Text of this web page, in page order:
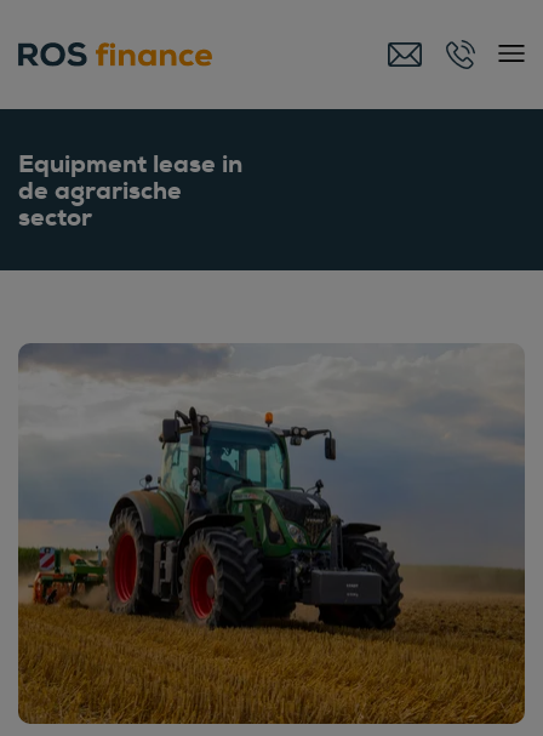
Equipment lease in
de agrarische
sector